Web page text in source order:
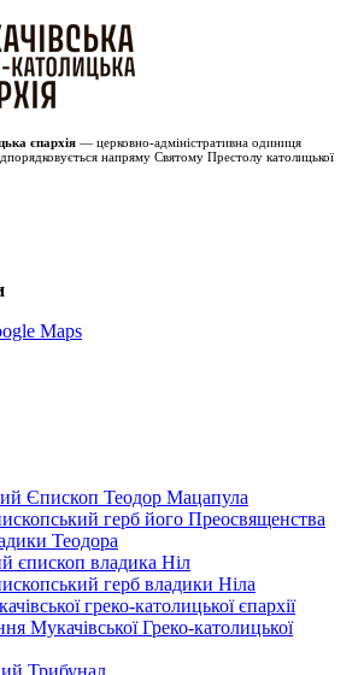
єпархія — церковно-адміністративна одиниця
напряму Святому Престолу католицької
Maps
Єпископ Теодор Мацапула
герб його Преосвященства
Теодора
єпископ владика Ніл
герб владики Ніла
греко-католицької єпархії
Мукачівської Греко-католицької
Трибунал